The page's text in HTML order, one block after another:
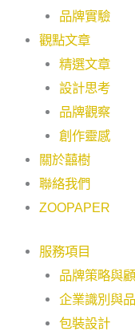
品牌實驗
觀點文章
精選文章
設計思考
品牌觀察
創作靈感
關於囍樹
聯絡我們
ZOOPAPER
服務項目
品牌策略與
企業識別與
包裝設計